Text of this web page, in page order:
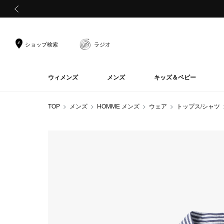
ショップ検索 ラジオ
ウィメンズ メンズ キッズ＆ベビー
TOP メンズ HOMME メンズ ウェア トップス/シャツ